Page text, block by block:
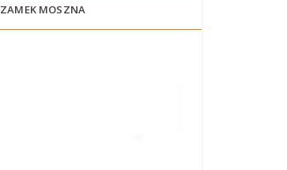
ZAMEK MOSZNA